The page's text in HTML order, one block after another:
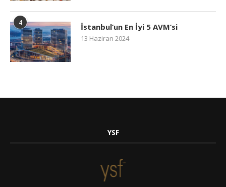
4 İstanbul’un En İyi 5 AVM’si
13 Haziran 2024
YSF